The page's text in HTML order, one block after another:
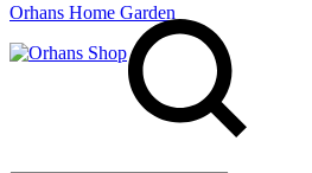
Orhans Home Garden